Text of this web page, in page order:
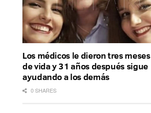
Los médicos le dieron tres meses
de vida y 31 años después sigue
ayudando a los demás
0 SHARES